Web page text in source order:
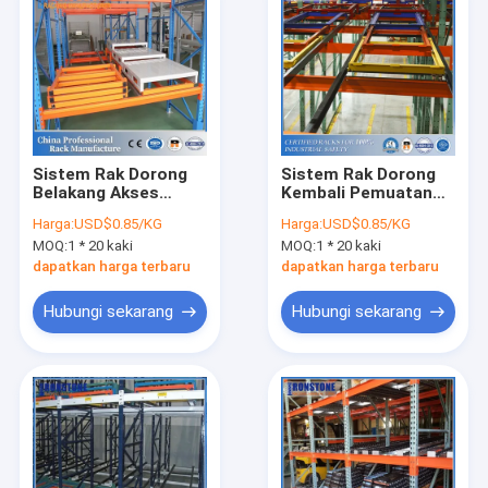
Produk
Video
Sistem Rak Dorong
Belakang Akses
Visibilitas Dengan
Pengambilan Dan
Pemuatan
Harga:USD$0.85/KG
MOQ:1 * 20 kaki
dapatkan harga terbaru
Hubungi sekarang
Sistem Rak Dorong
Kembali Pemuatan
Aman
Harga:USD$0.85/KG
MOQ:1 * 20 kaki
dapatkan harga terbaru
Hubungi sekarang